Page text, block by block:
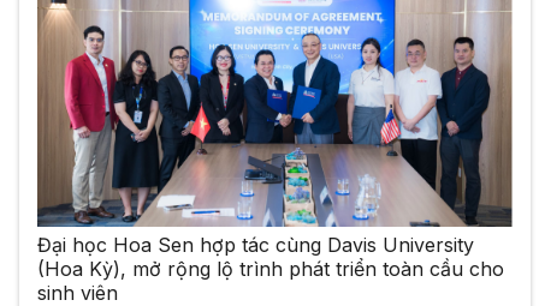
Đại học Hoa Sen hợp tác cùng Davis University
(Hoa Kỳ), mở rộng lộ trình phát triển toàn cầu cho
sinh viên